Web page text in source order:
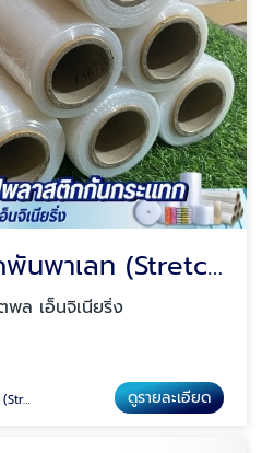
ขายส่งฟิล์มยืดพันพาเลท (Stretch Film) ราคาโรงงาน
ล เอ็นจิเนียริ่ง
รงงาน ดูรายละเอียด